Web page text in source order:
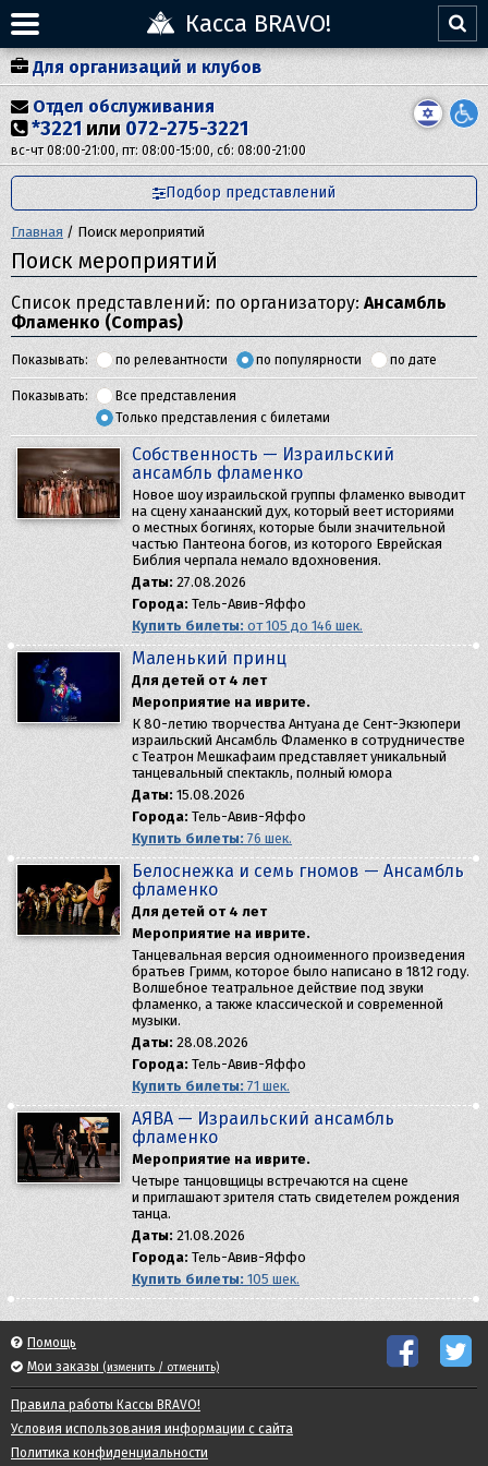
Касса BRAVO!
Для организаций и клубов
Отдел обслуживания
*3221 или 072-275-3221
вс-чт 08:00-21:00, пт: 08:00-15:00, сб: 08:00-21:00
Подбор представлений
Главная / Поиск мероприятий
Поиск мероприятий
Список представлений: по организатору: Ансамбль
Фламенко (Compas)
Показывать: по релевантности по популярности по дате
Показывать:
Все представления
Только представления с билетами
Собственность — Израильский
ансамбль фламенко
Новое шоу израильской группы фламенко выводит
на сцену ханаанский дух, который веет историями
о местных богинях, которые были значительной
частью Пантеона богов, из которого Еврейская
Библия черпала немало вдохновения.
Даты: 27.08.2026
Города: Тель-Авив-Яффо
Купить билеты: от 105 до 146 шек.
Маленький принц
Для детей от 4 лет
Мероприятие на иврите.
К 80-летию творчества Антуана де Сент-Экзюпери
израильский Ансамбль Фламенко в сотрудничестве
с Театрон Мешкафаим представляет уникальный
танцевальный спектакль, полный юмора
Даты: 15.08.2026
Города: Тель-Авив-Яффо
Купить билеты: 76 шек.
Белоснежка и семь гномов — Aнсамбль
фламенко
Для детей от 4 лет
Мероприятие на иврите.
Танцевальная версия одноименного произведения
братьев Гримм, которое было написано в 1812 году.
Волшебное театральное действие под звуки
фламенко, а также классической и современной
музыки.
Даты: 28.08.2026
Города: Тель-Авив-Яффо
Купить билеты: 71 шек.
AЯBA — Израильский ансамбль
фламенко
Мероприятие на иврите.
Четыре танцовщицы встречаются на сцене
и приглашают зрителя стать свидетелем рождения
танца.
Даты: 21.08.2026
Города: Тель-Авив-Яффо
Купить билеты: 105 шек.
Помощь
Мои заказы (изменить / отменить)
Правила работы Кассы BRAVO!
Условия использования информации с сайта
Политика конфиденциальности